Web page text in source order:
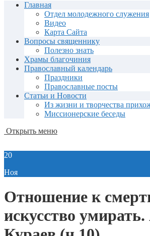
Главная
Отдел молодежного служения
Видео
Карта Сайта
Вопросы священнику
Полезно знать
Храмы благочиния
Православный календарь
Праздники
Православные посты
Статьи и Новости
Из жизни и творчества
Миссионерские беседы
Открыть меню
20
Ноя
Отношение к
искусство